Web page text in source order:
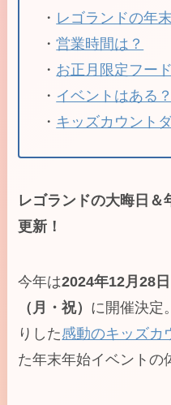
・ レゴランドの年
・営業時間は？
・ お正月限定フー
・ イベントはある？
・ キッズカウント
レゴランドの大晦日＆
更新！
今年は2024年12月28
（月・祝） に開催決定
りした感動のキッズカ
た年末年始イベントの